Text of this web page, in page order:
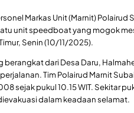
Markas Unit (Marnit)
unit speedboat yang mogok
Senin (10/11/2025).
dari Desa Daru,
Tim Polairud Marnit
sejak pukul 10.15 WIT. Sekitar
dalam keadaan selamat.